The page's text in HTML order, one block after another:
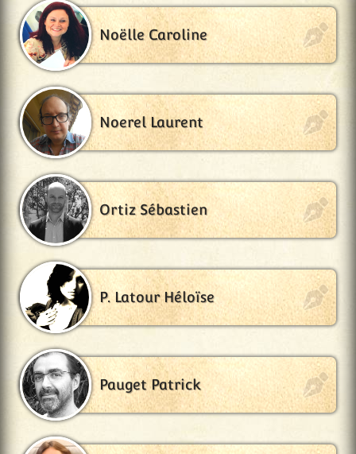
Noëlle Caroline
Noerel Laurent
Ortiz Sébastien
P. Latour Héloïse
Pauget Patrick